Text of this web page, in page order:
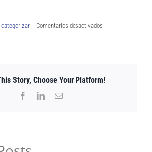
categorizar | Comentarios desactivados
¿Por
mi
Story, Choose Your Platform!
FacebookLinkedInEmail